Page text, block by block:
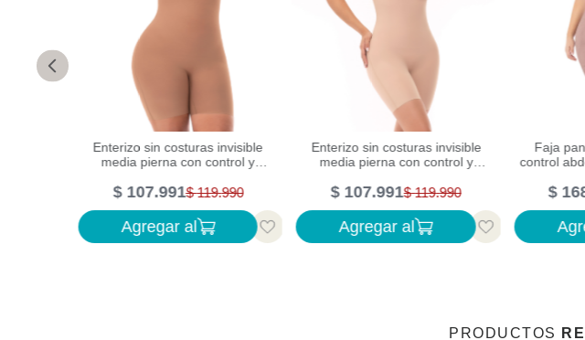
Enterizo sin costuras invisible
media pierna con control y
$ 119.990
$ 107.991
Agregar al
Enterizo sin costuras invisible
media pierna con control y
$ 119.990
$ 107.991
Agregar al
Faja
control
$
PRODUCTOS